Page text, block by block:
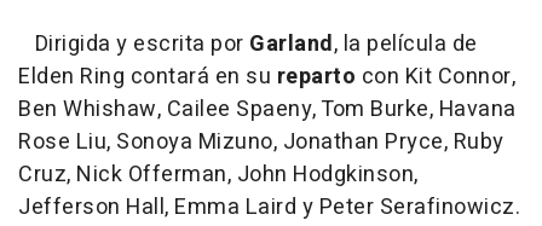
Dirigida y escrita por Garland, la película de
Elden Ring contará en su reparto con Kit Connor,
Ben Whishaw, Cailee Spaeny, Tom Burke, Havana
Rose Liu, Sonoya Mizuno, Jonathan Pryce, Ruby
Cruz, Nick Offerman, John Hodgkinson,
Jefferson Hall, Emma Laird y Peter Serafinowicz.